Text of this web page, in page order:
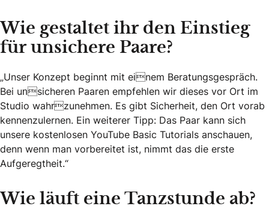
Wie gestaltet ihr den Einstieg
für unsichere Paare?
„Unser Konzept beginnt mit einem Beratungsgespräch.
Bei unsicheren Paaren empfehlen wir dieses vor Ort im
Studio wahrzunehmen. Es gibt Sicherheit, den Ort vorab
kennenzulernen. Ein weiterer Tipp: Das Paar kann sich
unsere kostenlosen YouTube Basic Tutorials anschauen,
denn wenn man vorbereitet ist, nimmt das die erste
Aufgeregtheit.“
Wie läuft eine Tanzstunde ab?